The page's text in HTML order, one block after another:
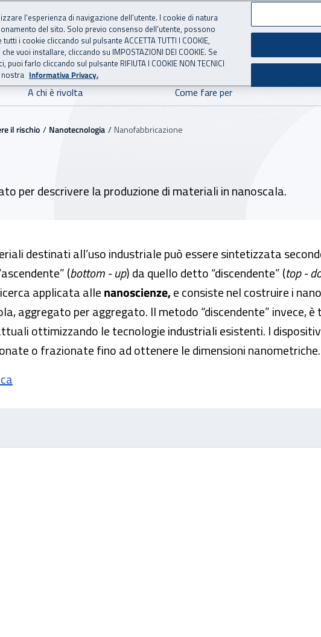
per l'Assicurazione
E SICUREZZA
A chi è rivolta Come fare per
il rischio Nanotecnologia Nanofabbricazione
per descrivere la produzione di materiali in nanoscala.
destinati all’uso industriale può essere sintetizzata
(bottom - up) da quello detto “discendente” (top -
applicata allenanoscienze,e consiste nel costruire i
aggregato per aggregato. Il metodo “discendente” invece,
ottimizzando le tecnologie industriali esistenti. I
o frazionate fino ad ottenere le dimensioni nanometriche.
l’esperienza di navigazione dell’utente. I cookie di natura
del sito. Solo previo consenso dell’utente, possono
i cookie cliccando sul pulsante ACCETTA TUTTI I COOKIE,
vuoi installare, cliccando su IMPOSTAZIONI DEI COOKIE. Se
farlo cliccando sul pulsante RIFIUTA I COOKIE NON TECNICI
nostra Informativa Privacy.